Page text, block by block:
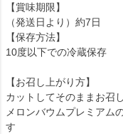
【賞味期限】
（発送日より）約7日
【保存方法】
10度以下での冷蔵保存
【お召し上がり方】
カットしてそのままお召
メロンバウムプレミアム
す